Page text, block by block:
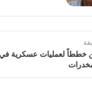
خططاً لعمليات عسكرية